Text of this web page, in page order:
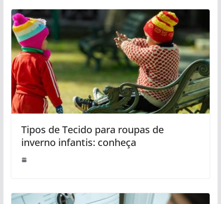
Tipos de Tecido para roupas de
inverno infantis: conheça